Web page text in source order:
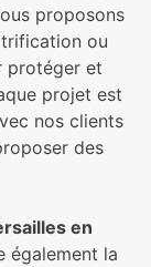
proposons
ou
protéger et
projet est
nos clients
des
en
également la